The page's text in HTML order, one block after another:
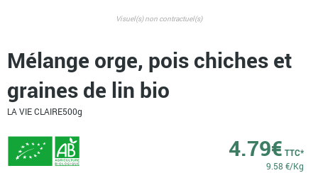
Visuel(s) non contractuel(s)
Mélange orge, pois chiches et
graines de lin bio
LA VIE CLAIRE500g
4.79€ TTC*
9.58 €/Kg